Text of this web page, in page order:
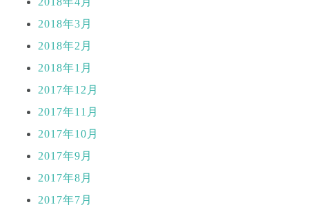
2018年3月
2018年2月
2018年1月
2017年12月
2017年11月
2017年10月
2017年9月
2017年8月
2017年7月